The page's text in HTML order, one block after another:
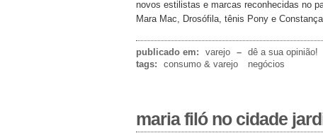
novos estilistas e marcas reconhecidas no
Mara Mac, Drosófila, tênis Pony e
publicado em: varejo – dê a sua opinião!
tags:
consumo & varejo negócios
maria filó no cidade